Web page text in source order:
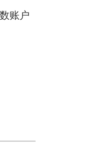
账户